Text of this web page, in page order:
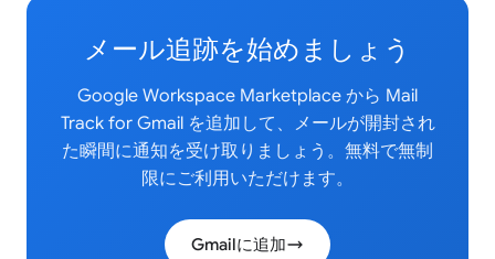
メール追跡を始めましょう
Google Workspace Marketplace から Mail
Track for Gmail を追加して、メールが開封され
た瞬間に通知を受け取りましょう。無料で無制
限にご利用いただけます。
Gmailに追加